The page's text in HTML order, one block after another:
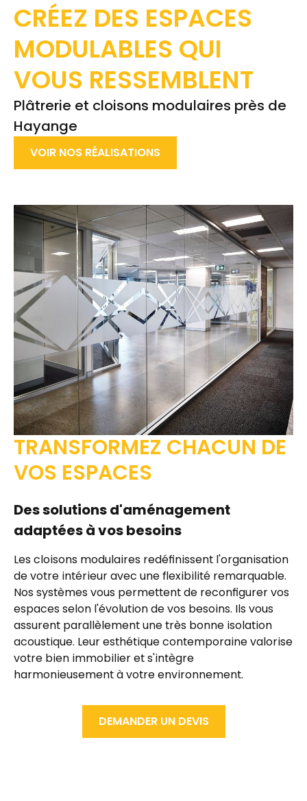
Plâtrerie et cloisons modulaires près de
Hayange
VOIR NOS RÉALISATIONS
CRÉEZ DES ESPACES
MODULABLES QUI
VOUS RESSEMBLENT
TRANSFORMEZ CHACUN DE
VOS ESPACES
Des solutions d'aménagement
adaptées à vos besoins
Lescloisons modulaires redéfinissent l'organisation
de votre intérieur avec une flexibilité remarquable.
Nos systèmes vous permettent de reconfigurer vos
espaces selon l'évolution de vos besoins. Ils vous
assurent parallèlement unetrès bonne isolation
acoustique. Leur esthétique contemporaine valorise
votre bien immobilier et s'intègre
harmonieusement à votre environnement.
DEMANDER UN DEVIS